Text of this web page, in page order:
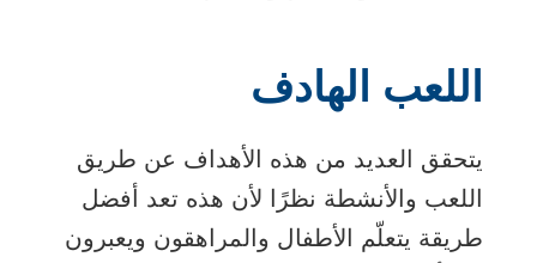
اللعب الهادف
يتحقق العديد من هذه الأهداف عن طريق
اللعب والأنشطة نظرًا لأن هذه تعد أفضل
طريقة يتعلّم الأطفال والمراهقون ويعبرون